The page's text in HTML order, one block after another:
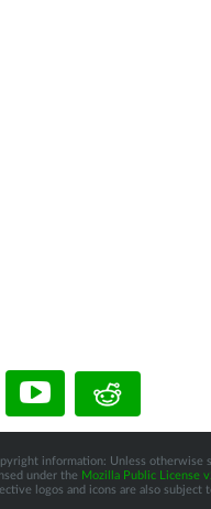
information: Unless otherwise
under the Mozilla Public License
logos and icons are also subject